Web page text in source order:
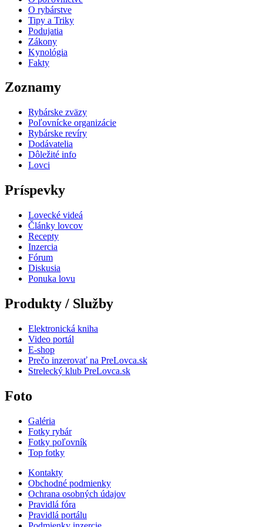
O rybárstve
Tipy a Triky
Podujatia
Zákony
Kynológia
Fakty
Zoznamy
Rybárske zväzy
Poľovnícke organizácie
Rybárske revíry
Dodávatelia
Dôležité info
Lovci
Príspevky
Lovecké videá
Články lovcov
Recepty
Inzercia
Fórum
Diskusia
Ponuka lovu
Produkty / Služby
Elektronická kniha
Video portál
E-shop
Prečo inzerovať na PreLovca.sk
Strelecký klub PreLovca.sk
Foto
Galéria
Fotky rybár
Fotky poľovník
Top fotky
Kontakty
Obchodné podmienky
Ochrana osobných údajov
Pravidlá fóra
Pravidlá portálu